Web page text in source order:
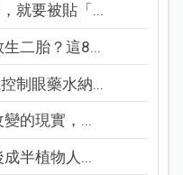
就要被貼「...
二胎？這8...
制眼藥水納...
的現實，...
半植物人...